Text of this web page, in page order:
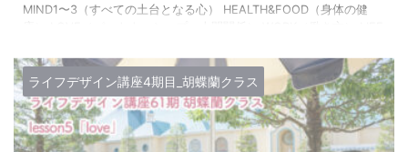
MIND1〜3（すべての土台となる心） HEALTH&FOOD（身体の健
ます。 ...
ライフデザイン講座4期目_胡蝶蘭クラス